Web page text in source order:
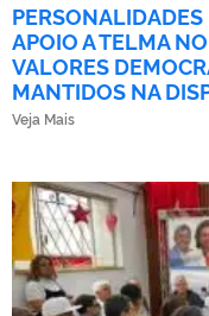
APOIO A TELMA
VALORES
MANTIDOS NA
Veja Mais